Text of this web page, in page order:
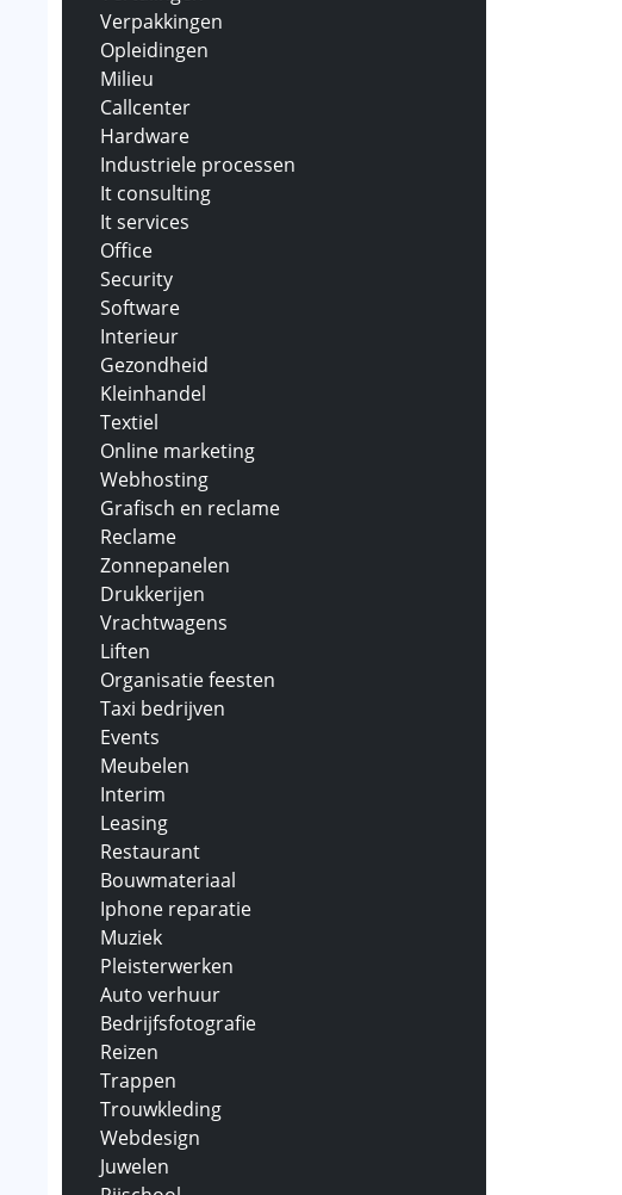
Verpakkingen
Opleidingen
Milieu
Callcenter
Hardware
Industriele processen
It consulting
It services
Office
Security
Software
Interieur
Gezondheid
Kleinhandel
Textiel
Online marketing
Webhosting
Grafisch en reclame
Reclame
Zonnepanelen
Drukkerijen
Vrachtwagens
Liften
Organisatie feesten
Taxi bedrijven
Events
Meubelen
Interim
Leasing
Restaurant
Bouwmateriaal
Iphone reparatie
Muziek
Pleisterwerken
Auto verhuur
Bedrijfsfotografie
Reizen
Trappen
Trouwkleding
Webdesign
Juwelen